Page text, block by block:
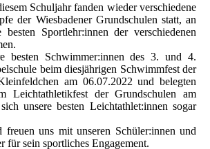
Schuljahr fanden wieder verschiedene
der Wiesbadener Grundschulen statt, an
besten Sportlehr:innen der verschiedenen
besten Schwimmer:innen des 3. und 4.
beim diesjährigen Schwimmfest der
am 06.07.2022 und belegten
Leichtathletikfest der Grundschulen am
unsere besten Leichtathlet:innen sogar
freuen uns mit unseren Schüler:innen und
für sein sportliches Engagement.